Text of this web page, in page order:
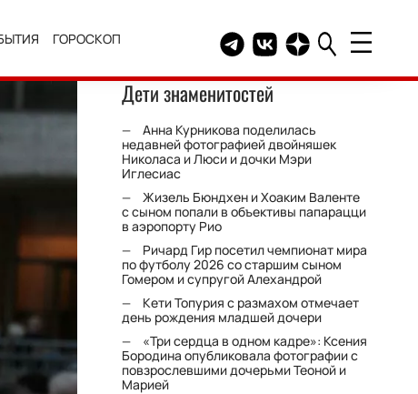
ГОРОСКОП Telegram канал HELLO
Группа HELLO
Канал HELLO в
Дети знаменитостей
Анна Курникова поделилась
недавней фотографией двойняшек
Николаса и Люси и дочки Мэри
Иглесиас
Жизель Бюндхен и Хоаким Валенте
с сыном попали в объективы папарацци
в аэропорту Рио
Ричард Гир посетил чемпионат мира
по футболу 2026 со старшим сыном
Гомером и супругой Алехандрой
Кети Топурия с размахом отмечает
день рождения младшей дочери
«Три сердца в одном кадре»: Ксения
Бородина опубликовала фотографии с
повзрослевшими дочерьми Теоной и
Марией